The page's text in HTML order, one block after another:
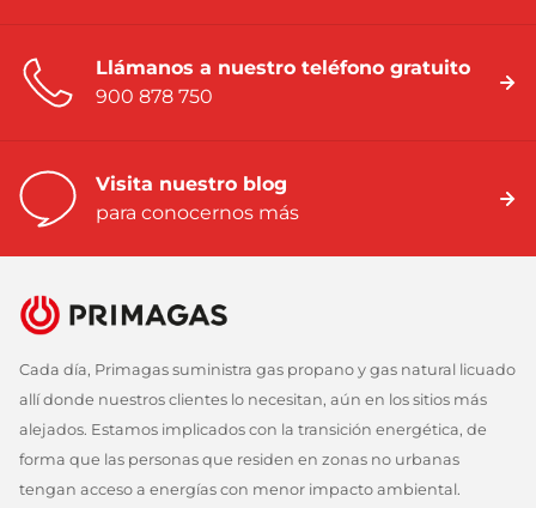
Llámanos a nuestro teléfono gratuito
900 878 750
Visita nuestro blog
para conocernos más
Cada día, Primagas suministra gas propano y gas natural licuado
allí donde nuestros clientes lo necesitan, aún en los sitios más
alejados. Estamos implicados con la transición energética, de
forma que las personas que residen en zonas no urbanas
tengan acceso a energías con menor impacto ambiental.